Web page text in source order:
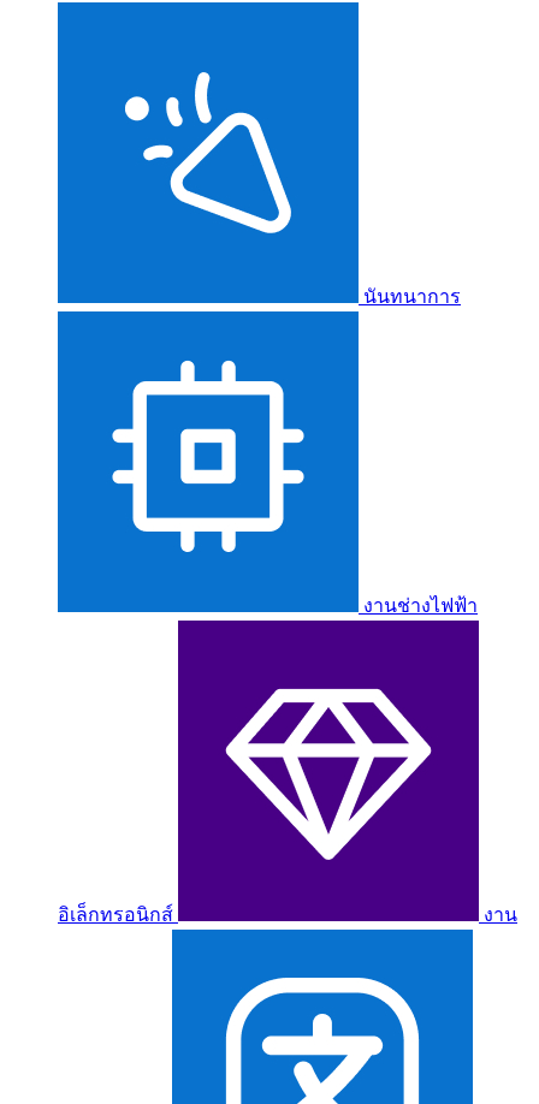
นันทนาการ
งานช่างไฟฟ้า
อิเล็กทรอนิกส์ งาน